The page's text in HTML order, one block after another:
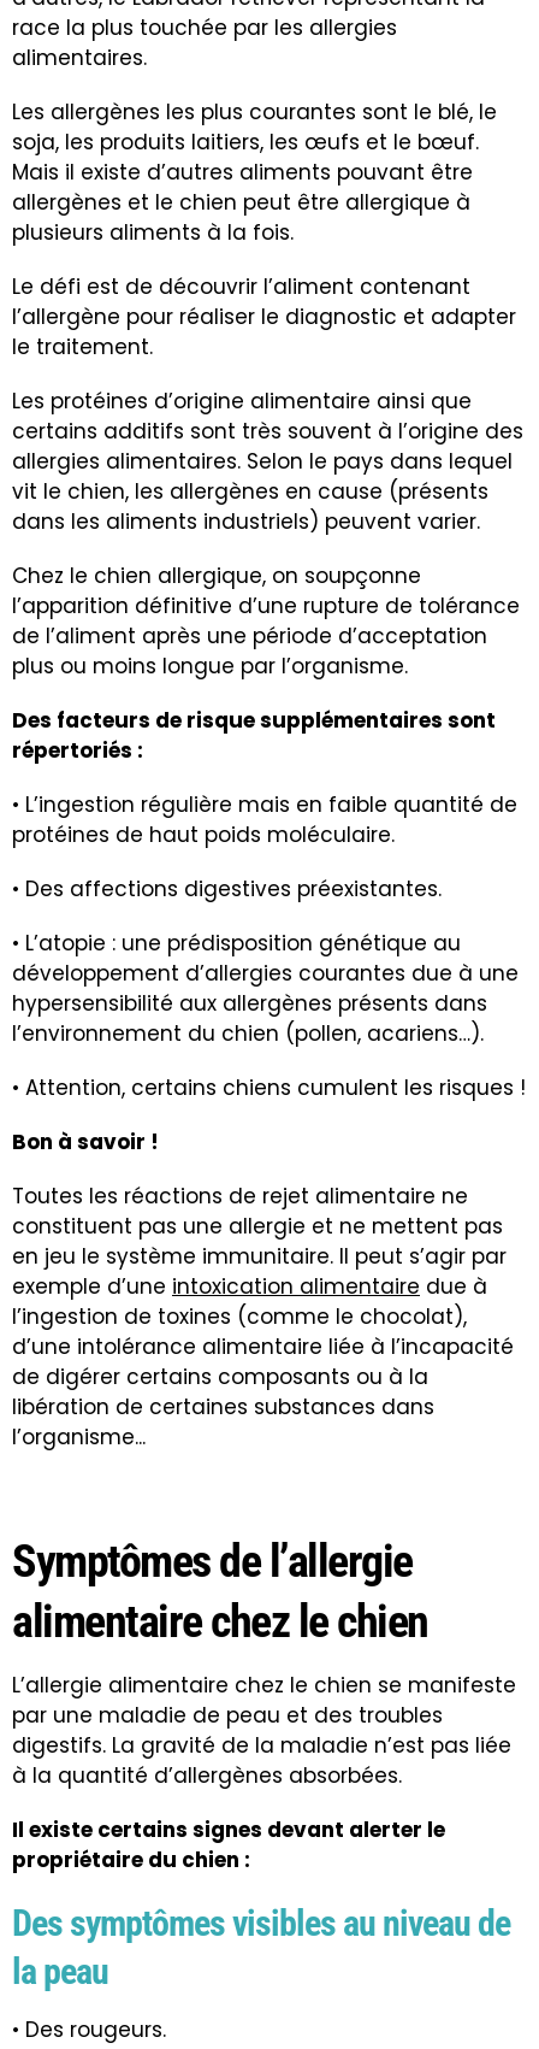
race la plus touchée par les allergies
alimentaires.
Les allergènes les plus courantes sont le blé, le
soja, les produits laitiers, les œufs et le bœuf.
Mais il existe d’autres aliments pouvant être
allergènes et le chien peut être allergique à
plusieurs aliments à la fois.
Le défi est de découvrir l’aliment contenant
l’allergène pour réaliser le diagnostic et adapter
le traitement.
Les protéines d’origine alimentaire ainsi que
certains additifs sont très souvent à l’origine des
allergies alimentaires. Selon le pays dans lequel
vit le chien, les allergènes en cause (présents
dans les aliments industriels) peuvent varier.
Chez le chien allergique, on soupçonne
l’apparition définitive d’une rupture de tolérance
de l’aliment après une période d’acceptation
plus ou moins longue par l’organisme.
Des facteurs de risque supplémentaires sont
répertoriés :
• L’ingestion régulière mais en faible quantité de
protéines de haut poids moléculaire.
• Des affections digestives préexistantes.
• L’atopie : une prédisposition génétique au
développement d’allergies courantes due à une
hypersensibilité aux allergènes présents dans
l’environnement du chien (pollen, acariens…).
• Attention, certains chiens cumulent les risques !
Bon à savoir !
Toutes les réactions de rejet alimentaire ne
constituent pas une allergie et ne mettent pas
en jeu le système immunitaire. Il peut s’agir par
exemple d’une intoxication alimentaire due à
l’ingestion de toxines (comme le chocolat),
d’une intolérance alimentaire liée à l’incapacité
de digérer certains composants ou à la
libération de certaines substances dans
l’organisme...
Symptômes de l’allergie
alimentaire chez le chien
L’allergie alimentaire chez le chien se manifeste
par une maladie de peau et des troubles
digestifs. La gravité de la maladie n’est pas liée
à la quantité d’allergènes absorbées.
Il existe certains signes devant alerter le
propriétaire du chien :
Des symptômes visibles au niveau de
la peau
• Des rougeurs.